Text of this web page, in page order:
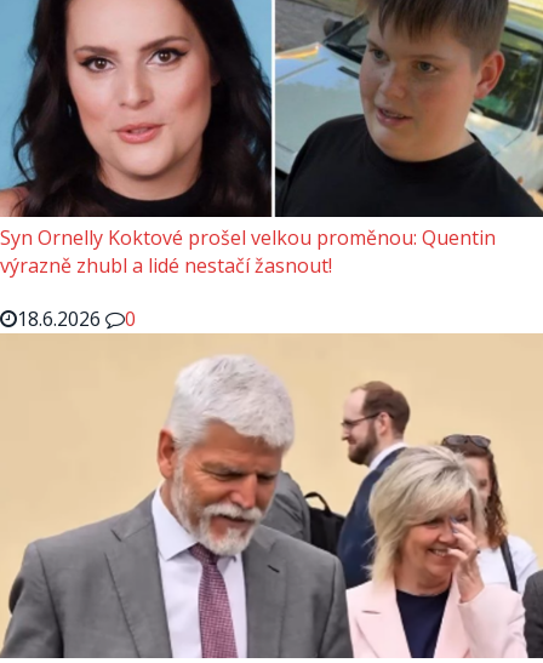
Syn Ornelly Koktové prošel velkou proměnou: Quentin
výrazně zhubl a lidé nestačí žasnout!
18.6.2026
0